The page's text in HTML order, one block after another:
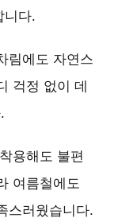
니다.
림에도 자연스
걱정 없이 데
용해도 불편
여름철에도
스러웠습니다.